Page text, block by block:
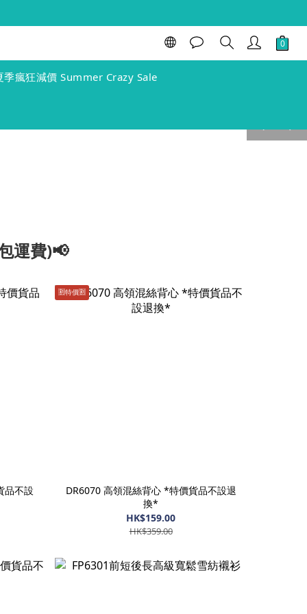
季瘋狂減價 Summer Crazy Sale
運費)📢
品不設
🈹️特價🈹️
DR6070 高領混絲背心 *特價貨品不設退
換*
HK$159.00
HK$359.00